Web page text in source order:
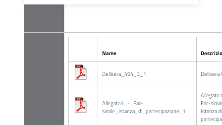
Name
Delibera_494_3_1 Delibera
Allegato1_-_Fac-
simile_Istanza_di_partecipazione_1
Fac-
Istanza di